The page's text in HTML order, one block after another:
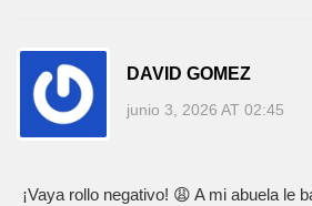
DAVID GOMEZ
junio 3, 2026 AT 02:45
¡Vaya rollo negativo! 😩 A mi abuela le